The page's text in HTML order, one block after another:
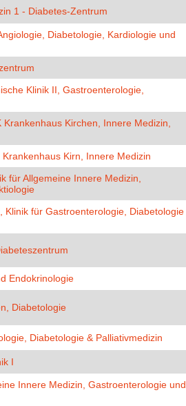
1 - Diabetes-Zentrum
Diabetologie, Kardiologie und
Klinik II, Gastroenterologie,
Kirchen, Innere Medizin,
Kirn, Innere Medizin
für Allgemeine Innere Medizin,
für Gastroenterologie, Diabetologie
Endokrinologie
Diabetologie
Diabetologie & Palliativmedizin
I
Innere Medizin, Gastroenterologie und